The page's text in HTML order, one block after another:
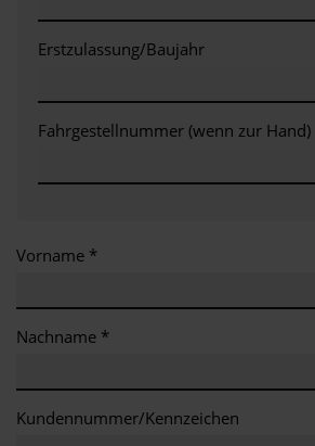
Erstzulassung/Baujahr
Fahrgestellnummer (wenn zur Hand)
Vorname *
Nachname *
Kundennummer/Kennzeichen